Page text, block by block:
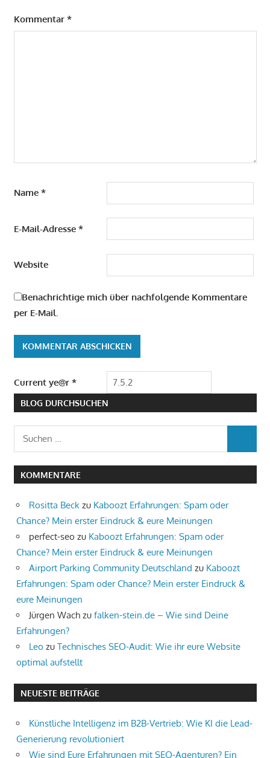
Kommentar *
Name *
E-Mail-Adresse *
Website
Benachrichtige mich über nachfolgende Kommentare
per E-Mail.
Current ye@r *
BLOG DURCHSUCHEN
Suchen
KOMMENTARE
Rositta Beck zu Kaboozt Erfahrungen: Spam oder
Chance? Mein erster Eindruck & eure Meinungen
perfect-seo zu Kaboozt Erfahrungen: Spam oder
Chance? Mein erster Eindruck & eure Meinungen
Airport Parking Community Deutschland zu Kaboozt
Erfahrungen: Spam oder Chance? Mein erster Eindruck &
eure Meinungen
Jürgen Wach zu falken-stein.de – Wie sind Deine
Erfahrungen?
Leo zu Technisches SEO-Audit: Wie ihr eure Website
optimal aufstellt
NEUESTE BEITRÄGE
Künstliche Intelligenz im B2B-Vertrieb: Wie KI die Lead-
Generierung revolutioniert
Wie sind Eure Erfahrungen mit SEO-Agenturen? Ein